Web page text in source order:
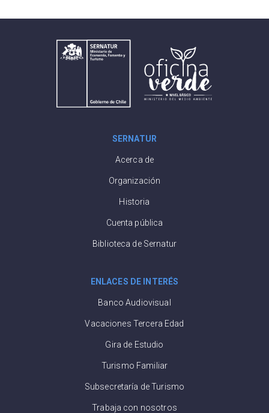
SERNATUR
Acerca de
Organización
Historia
Cuenta pública
Biblioteca de Sernatur
ENLACES DE INTERÉS
Banco Audiovisual
Vacaciones Tercera Edad
Gira de Estudio
Turismo Familiar
Subsecretaría de Turismo
Trabaja con nosotros